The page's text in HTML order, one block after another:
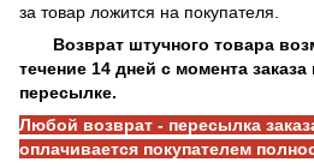
за товар ложится на покупателя.
Возврат штучного товара
течение 14 дней с момента
пересылке.
Любой возврат - пересылка
оплачивается покупателем